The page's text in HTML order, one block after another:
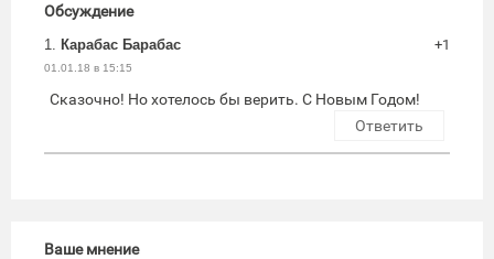
Обсуждение
1. Карабас Барабас
01.01.18 в 15:15
+1
Сказочно! Но хотелось бы верить. С Новым Годом!
Ответить
Ваше мнение